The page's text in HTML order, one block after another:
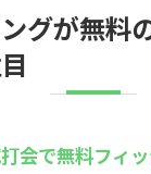
ア試打会のデータ
グが無料
会で無料フィ